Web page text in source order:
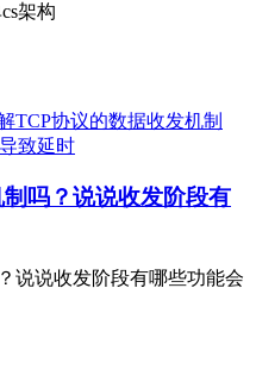
架构
吗？说说收发阶段有
说说收发阶段有哪些功能会